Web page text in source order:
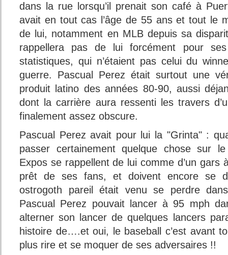
dans la rue lorsqu’il prenait son café à
avait en tout cas l’âge de 55 ans et tout le
de lui, notamment en MLB depuis sa
rappellera pas de lui forcément pour
statistiques, qui n’étaient pas celui du
guerre. Pascual Perez était surtout une
produit latino des années 80-90, aussi
dont la carrière aura ressenti les travers
finalement assez obscure.
Pascual Perez avait pour lui la "Grinta" :
passer certainement quelque chose sur
Expos se rappellent de lui comme d’un gars
prêt de ses fans, et doivent encore se
ostrogoth pareil était venu se perdre
Pascual Perez pouvait lancer à 95 mph
alterner son lancer de quelques lancers
histoire de….et oui, le baseball c’est avant
plus rire et se moquer de ses adversaires !!